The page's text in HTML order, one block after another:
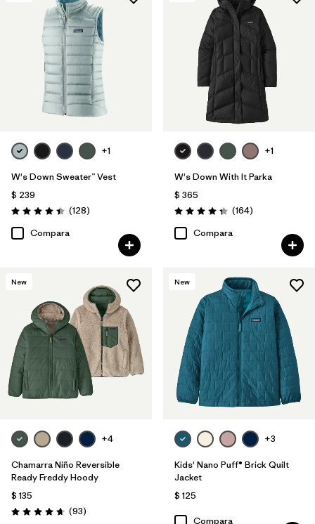
+1
W's Down Sweater™ Vest
$ 239
Valoración: 4.4 / 5
(128Comentarios
)
Compara
+1
W's Down With It Parka
$ 365
Valoración: 4.4 / 5
(164Comentarios
)
Compara
New
+4
Chamarra Niño Reversible
Ready Freddy Hoody
$ 135
Valoración: 4.7 / 5
(93Comentarios
)
New
+3
Kids' Nano Puff® Brick Quilt
Jacket
$ 125
Compara